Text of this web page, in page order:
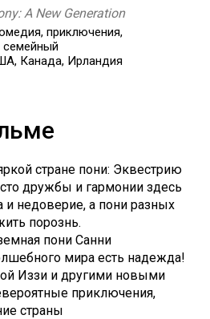
A New Generation
приключения,
семейный
Канада, Ирландия
стране пони: Эквестрию
дружбы и гармонии здесь
и недоверие, а пони разных
порознь.
пони Санни
мира есть надежда!
Иззи и другими новыми
приключения,
страны